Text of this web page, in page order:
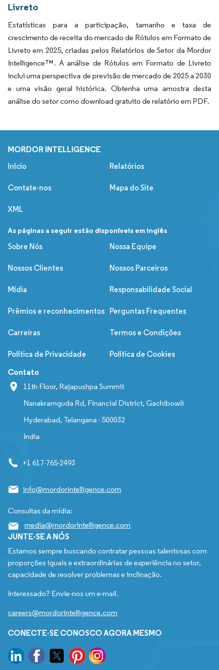
Livreto
Estatísticas para a participação, tamanho e taxa de
crescimento de receita do mercado de Rótulos em Formato de
Livreto em 2025, criadas pelos Relatórios de Setor da Mordor
Intelligence™. A análise de Rótulos em Formato de Livreto
inclui uma perspectiva de previsão de mercado de 2025 a 2030
e uma visão geral histórica. Obtenha uma amostra desta
análise do setor como download gratuito de relatório em PDF.
MORDOR INTELLIGENCE
Início Relatórios
Contate-nos Mapa do Site
XML
As páginas a seguir estão disponíveis em inglês
Sobre Nós
Nossa Equipe
Nossos Clientes Nossos Parceiros
Mídia Responsabilidade Social
Prêmios e reconhecimentos Perguntas Frequentes
Carreiras Termos e Condições
Política de Privacidade Política de Cookies
Contato
11th Floor, Rajapushpa Summit
Nanakramguda Rd, Financial District, Gachibowli
Hyderabad, Telangana - 500032
India
+1 617-765-2493
info@mordorintelligence.com
Consultas da mídia:
media@mordorintelligence.com
JUNTE-SE A NÓS
Estamos sempre buscando contratar pessoas talentosas com
proporções iguais e extraordinárias de experiência no setor,
capacidade de resolver problemas e inclinação.
Interessado? Envie-nos um e-mail.
careers@mordorintelligence.com
CONECTE-SE CONOSCO AGORA MESMO